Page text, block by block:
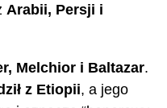
Arabii, Persji i
Melchior i Baltazar.
z Etiopii, a jego